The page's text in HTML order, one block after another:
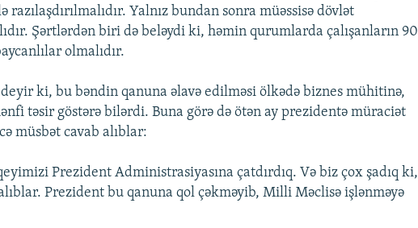
Yalnız bundan sonra müəssisə dövlət
Şərtlərdən biri də beləydi ki, həmin qurumlarda çalışanların 90
olmalıdır.
ki, bu bəndin qanuna əlavə edilməsi ölkədə biznes mühitinə,
təsir göstərə bilərdi. Buna görə də ötən ay prezidentə müraciət
müsbət cavab alıblar:
Prezident Administrasiyasına çatdırdıq. Və biz çox şadıq ki,
Prezident bu qanuna qol çəkməyib, Milli Məclisə işlənməyə